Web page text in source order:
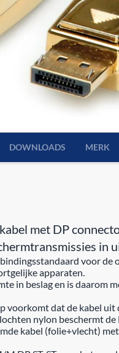
DOWNLOADS MERK
met DP
voor de
apparaten.
in beslag en is daarom
voorkomt dat de kabel
nylon beschermt
kabel (folie+vlecht)